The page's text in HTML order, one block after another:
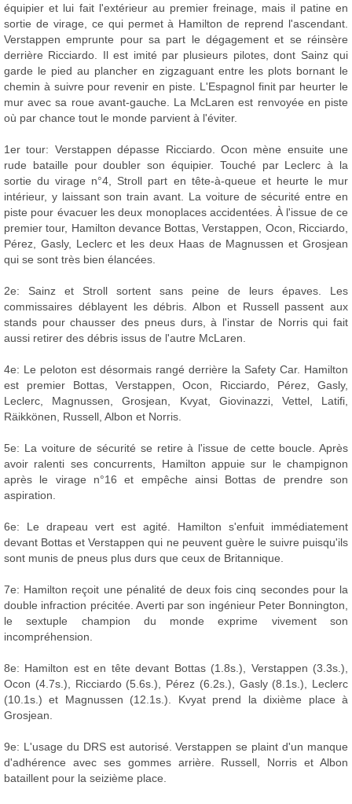
équipier et lui fait l'extérieur au premier freinage, mais il patine en
sortie de virage, ce qui permet à Hamilton de reprend l'ascendant.
Verstappen emprunte pour sa part le dégagement et se réinsère
derrière Ricciardo. Il est imité par plusieurs pilotes, dont Sainz qui
garde le pied au plancher en zigzaguant entre les plots bornant le
chemin à suivre pour revenir en piste. L'Espagnol finit par heurter le
mur avec sa roue avant-gauche. La McLaren est renvoyée en piste
où par chance tout le monde parvient à l'éviter.
1er tour: Verstappen dépasse Ricciardo. Ocon mène ensuite une
rude bataille pour doubler son équipier. Touché par Leclerc à la
sortie du virage n°4, Stroll part en tête-à-queue et heurte le mur
intérieur, y laissant son train avant. La voiture de sécurité entre en
piste pour évacuer les deux monoplaces accidentées. À l'issue de ce
premier tour, Hamilton devance Bottas, Verstappen, Ocon, Ricciardo,
Pérez, Gasly, Leclerc et les deux Haas de Magnussen et Grosjean
qui se sont très bien élancées.
2e: Sainz et Stroll sortent sans peine de leurs épaves. Les
commissaires déblayent les débris. Albon et Russell passent aux
stands pour chausser des pneus durs, à l'instar de Norris qui fait
aussi retirer des débris issus de l'autre McLaren.
4e: Le peloton est désormais rangé derrière la Safety Car. Hamilton
est premier Bottas, Verstappen, Ocon, Ricciardo, Pérez, Gasly,
Leclerc, Magnussen, Grosjean, Kvyat, Giovinazzi, Vettel, Latifi,
Räikkönen, Russell, Albon et Norris.
5e: La voiture de sécurité se retire à l'issue de cette boucle. Après
avoir ralenti ses concurrents, Hamilton appuie sur le champignon
après le virage n°16 et empêche ainsi Bottas de prendre son
aspiration.
6e: Le drapeau vert est agité. Hamilton s'enfuit immédiatement
devant Bottas et Verstappen qui ne peuvent guère le suivre puisqu'ils
sont munis de pneus plus durs que ceux de Britannique.
7e: Hamilton reçoit une pénalité de deux fois cinq secondes pour la
double infraction précitée. Averti par son ingénieur Peter Bonnington,
le sextuple champion du monde exprime vivement son
incompréhension.
8e: Hamilton est en tête devant Bottas (1.8s.), Verstappen (3.3s.),
Ocon (4.7s.), Ricciardo (5.6s.), Pérez (6.2s.), Gasly (8.1s.), Leclerc
(10.1s.) et Magnussen (12.1s.). Kvyat prend la dixième place à
Grosjean.
9e: L'usage du DRS est autorisé. Verstappen se plaint d'un manque
d'adhérence avec ses gommes arrière. Russell, Norris et Albon
bataillent pour la seizième place.